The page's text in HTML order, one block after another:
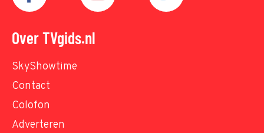
Over TVgids.nl
SkyShowtime
Contact
Colofon
Adverteren